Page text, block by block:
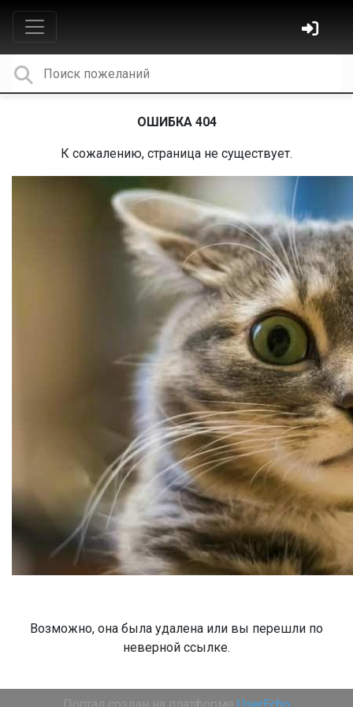
ОШИБКА 404
К сожалению, страница не существует.
Возможно, она была удалена или вы перешли по
неверной ссылке.